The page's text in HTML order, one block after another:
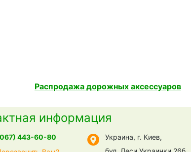
Распродажа дорожных аксессуаров
информация
443-60-80
Украина, г. Киев,